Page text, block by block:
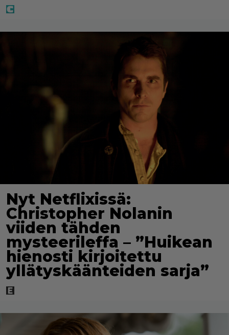
Nyt Netflixissä:
Christopher Nolanin
viiden tähden
mysteerileffa – ”Huikean
hienosti kirjoitettu
yllätyskäänteiden sarja”